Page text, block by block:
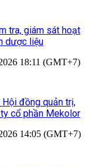
tra, giám sát hoạt
dược liệu
18:11 (GMT+7)
đồng quản trị,
cổ phần Mekolor
14:05 (GMT+7)